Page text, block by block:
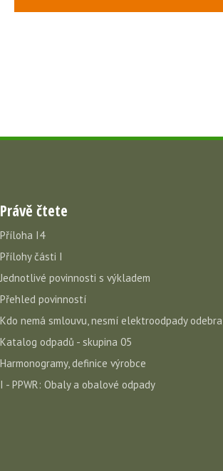
Právě čtete
Příloha I4
Přílohy části I
Jednotlivé povinnosti s výkladem
Přehled povinností
Kdo nemá smlouvu, nesmí elektroodpady
Katalog odpadů - skupina 05
Harmonogramy, definice výrobce
I - PPWR: Obaly a obalové odpady